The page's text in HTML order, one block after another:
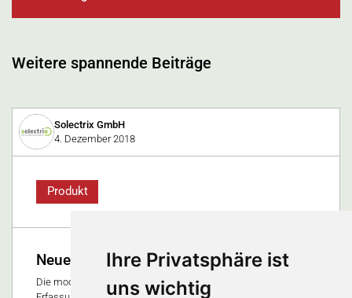
Ihre Privatsphäre ist
uns wichtig
Weitere spannende Beiträge
Solectrix GmbH
4. Dezember 2018
Produkt
Neues Video-Capture/Replay-System
Die moderne Medizin braucht leistungsfähige Systeme zur